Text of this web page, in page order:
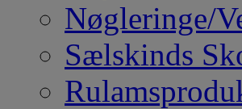
Nøgleringe/
Sælskinds